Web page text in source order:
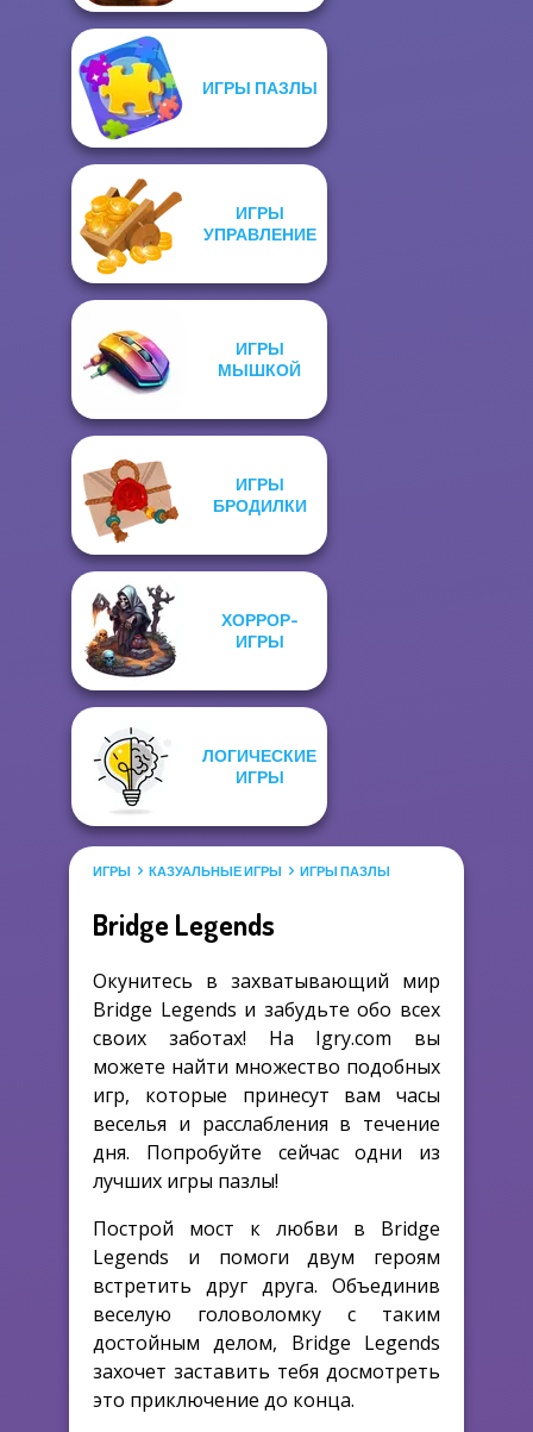
ИГРЫ ПАЗЛЫ
ИГРЫ
УПРАВЛЕНИЕ
ИГРЫ
МЫШКОЙ
ИГРЫ
БРОДИЛКИ
ХОРРОР-
ИГРЫ
ЛОГИЧЕСКИЕ
ИГРЫ
ИГРЫ КАЗУАЛЬНЫЕ ИГРЫ ИГРЫ ПАЗЛЫ
Bridge Legends
Окунитесь в захватывающий мир
Bridge Legends и забудьте обо всех
своих заботах! На Igry.com вы
можете найти множество подобных
игр, которые принесут вам часы
веселья и расслабления в течение
дня. Попробуйте сейчас одни из
лучших игры пазлы!
Построй мост к любви в Bridge
Legends и помоги двум героям
встретить друг друга. Объединив
веселую головоломку с таким
достойным делом, Bridge Legends
захочет заставить тебя досмотреть
это приключение до конца.